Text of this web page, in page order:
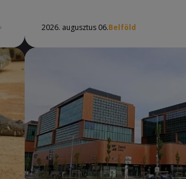
2026. augusztus 06.Belföld